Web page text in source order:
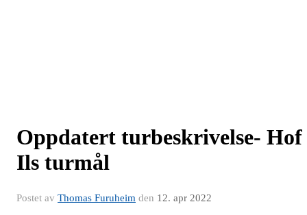
Oppdatert turbeskrivelse- Hof
Ils turmål
Postet av Thomas Furuheim den 12. apr 2022